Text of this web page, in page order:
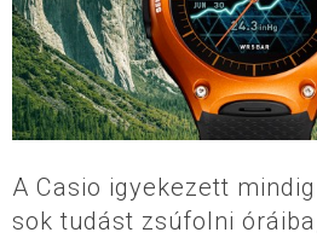
A Casio igyekezett
sok tudást zsúfolni